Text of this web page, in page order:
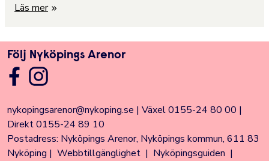
Läs mer
Följ Nyköpings Arenor
nykopingsarenor@nykoping.se | Växel 0155-24 80 00 |
Direkt 0155-24 89 10
Postadress: Nyköpings Arenor, Nyköpings kommun, 611 83
Nyköping | Webbtillgänglighet | Nyköpingsguiden |